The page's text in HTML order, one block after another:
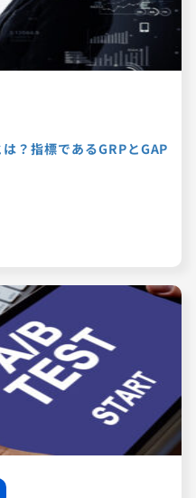
？指標であるGRPとGAP